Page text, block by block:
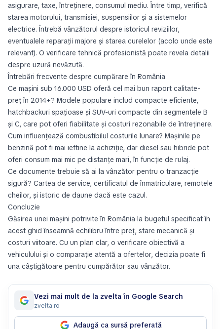
asigurare, taxe, întreținere, consumul mediu. Între timp, verifică
starea motorului, transmisiei, suspensiilor și a sistemelor
electrice. Întrebă vânzătorul despre istoricul reviziilor,
eventualele reparații majore și starea curelelor (acolo unde este
relevant). O verificare tehnică profesionistă poate revela detalii
despre uzură nevăzută.
Întrebări frecvente despre cumpărare în România
Ce mașini sub 16.000 USD oferă cel mai bun raport calitate-
preț în 2014+? Modele populare includ compacte eficiente,
hatchbackuri spațioase și SUV-uri compacte din segmentele B
și C, care pot oferi fiabilitate și costuri rezonabile de întreținere.
Cum influențează combustibilul costurile lunare? Mașinile pe
benzină pot fi mai ieftine la achiziție, dar diesel sau hibride pot
oferi consum mai mic pe distanțe mari, în funcție de rulaj.
Ce documente trebuie să ai la vânzător pentru o tranzacție
sigură? Cartea de service, certificatul de înmatriculare, remotele
cheilor, și istoric de daune dacă este cazul.
Concluzie
Găsirea unei mașini potrivite în România la bugetul specificat în
acest ghid înseamnă echilibru între preț, stare mecanică și
costuri viitoare. Cu un plan clar, o verificare obiectivă a
vehiculului și o comparație atentă a ofertelor, decizia poate fi
una câștigătoare pentru cumpărător sau vânzător.
Vezi mai mult de la zvelta în Google Search
zvelta.ro
Adaugă ca sursă preferată